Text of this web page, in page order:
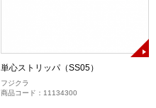
単心ストリッパ（SS05）
フジクラ
商品コード：11134300